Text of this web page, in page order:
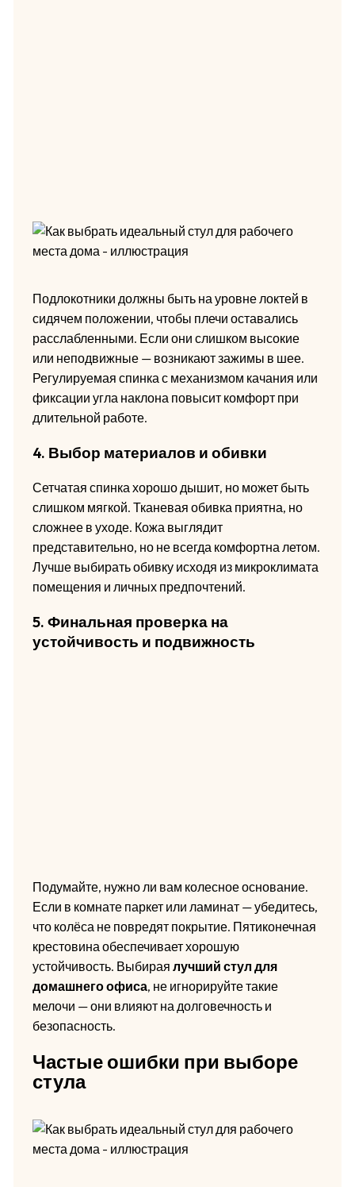
Подлокотники должны быть на уровне локтей в
сидячем положении, чтобы плечи оставались
расслабленными. Если они слишком высокие
или неподвижные — возникают зажимы в шее.
Регулируемая спинка с механизмом качания или
фиксации угла наклона повысит комфорт при
длительной работе.
4. Выбор материалов и обивки
Сетчатая спинка хорошо дышит, но может быть
слишком мягкой. Тканевая обивка приятна, но
сложнее в уходе. Кожа выглядит
представительно, но не всегда комфортна летом.
Лучше выбирать обивку исходя из микроклимата
помещения и личных предпочтений.
5. Финальная проверка на
устойчивость и подвижность
Подумайте, нужно ли вам колесное основание.
Если в комнате паркет или ламинат — убедитесь,
что колёса не повредят покрытие. Пятиконечная
крестовина обеспечивает хорошую
устойчивость. Выбирая лучший стул для
домашнего офиса, не игнорируйте такие
мелочи — они влияют на долговечность и
безопасность.
Частые ошибки при выборе
стула